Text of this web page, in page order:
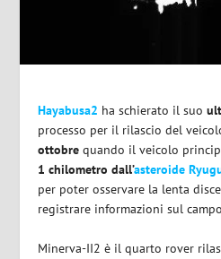
Hayabusa2 ha schierato il suo
processo per il rilascio del
ottobre quando il veicolo
1 chilometro dall’asteroide
per poter osservare la lenta
registrare informazioni sul
Minerva-II2 è il quarto rover